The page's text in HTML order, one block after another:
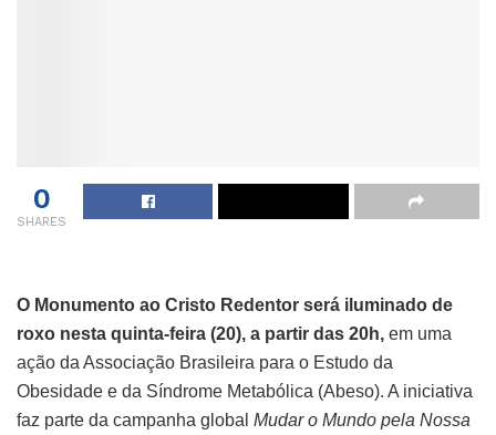
0
SHARES
O Monumento ao Cristo Redentor será iluminado de
roxo nesta quinta-feira (20), a partir das 20h, em uma
ação da Associação Brasileira para o Estudo da
Obesidade e da Síndrome Metabólica (Abeso). A iniciativa
faz parte da campanha global Mudar o Mundo pela Nossa